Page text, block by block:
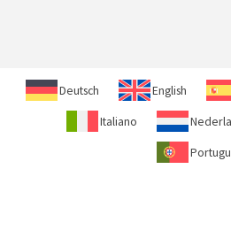
Deutsch English
Italiano